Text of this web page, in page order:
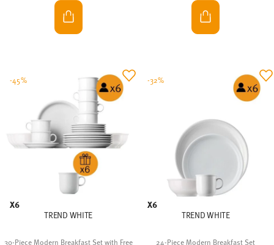
X6
TREND WHITE
30-Piece Modern Breakfast Set with Free
-45%
X6
TREND WHITE
24-Piece Modern Breakfast Set
-32%